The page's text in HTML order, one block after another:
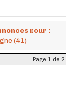
pour :
(41)
Page 1 de 2